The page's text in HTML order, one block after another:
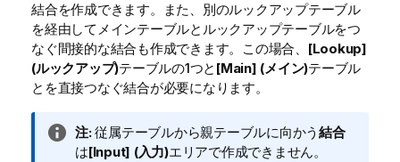
結合を作成できます。また、別のルックアップテーブル
を経由してメインテーブルとルックアップテーブルをつ
なぐ間接的な結合も作成できます。この場合、 [Lookup]
(ルックアップ)テーブルの1つと [Main] (メイン)テーブル
とを直接つなぐ結合が必要になります。
情
報
注:従属テーブルから親テーブルに向かう 結合
は[Input] (入力)エリアで作成できません。